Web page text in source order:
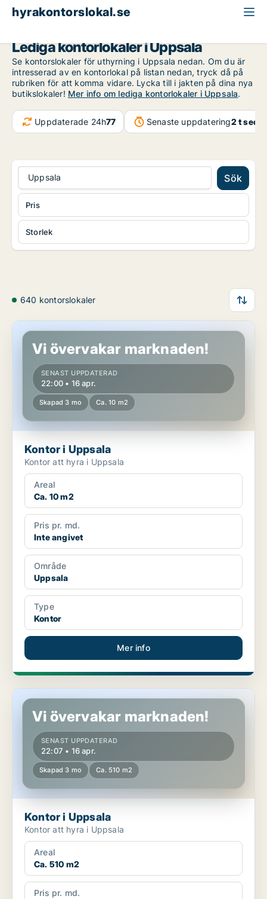
hyrakontorslokal.se
Lediga kontorlokaler i Uppsala
Se kontorslokaler för uthyrning i Uppsala nedan. Om du är
intresserad av en kontorlokal på listan nedan, tryck då på
rubriken för att komma vidare. Lycka till i jakten på dina nya
butikslokaler! Mer info om lediga kontorlokaler i Uppsala.
Uppdaterade 24h77 Senaste uppdatering2 t
Uppsala Sök
Storlek
Pris
640 kontorslokaler
Kontor i Uppsala
Vi övervakar marknaden!
SENAST UPPDATERAD
22:00 • 16 apr.
Skapad 3 mo Ca. 10 m2
Kontor i Uppsala
Kontor att hyra i Uppsala
Areal
Ca. 10 m2
Pris pr. md.
Inte angivet
Område
Uppsala
Type
Kontor
Mer info
Kontor i Uppsala
Vi övervakar marknaden!
SENAST UPPDATERAD
22:07 • 16 apr.
Skapad 3 mo Ca. 510 m2
Kontor i Uppsala
Kontor att hyra i Uppsala
Areal
Ca. 510 m2
Pris pr. md.